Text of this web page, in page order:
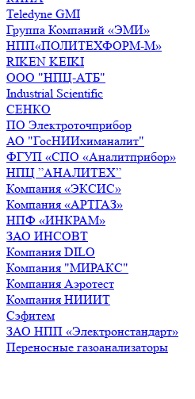
Teledyne GMI
Группа Компаний «ЭМИ»
НПП«ПОЛИТЕХФОРМ-М»
RIKEN KEIKI
ООО "НПЦ-АТБ"
Industrial Scientific
СЕНКО
ПО Электроточприбор
АО "ГосНИИхиманалит"
ФГУП «СПО «Аналитприбор»
НПЦ ”АНАЛИТЕХ”
Компания «ЭКСИС»
Компания «АРТГАЗ»
НПФ «ИНКРАМ»
ЗАО ИНСОВТ
Компания DILO
Компания "МИРАКС"
Компания Аэротест
Компания НИИИТ
Сэфитем
ЗАО НПП «Электронстандарт»
Переносные газоанализаторы